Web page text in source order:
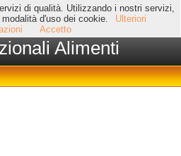
di qualità. Utilizzando i nostri servizi,
d'uso dei cookie.
Ulteriori
Accetto
Alimenti